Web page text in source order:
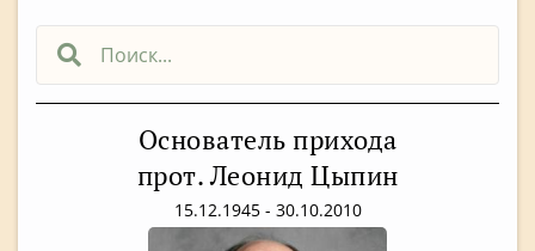
Основатель прихода
прот. Леонид Цыпин
15.12.1945 - 30.10.2010